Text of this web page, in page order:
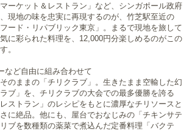
ーケット＆レストラン」など、シンガポール政府
現地の味を忠実に再現するのが、竹芝駅至近の
ード・リパブリック東京」。まるで現地を旅して
に彩られた料理を、12,000円分楽しめるのがこの
。
など自由に組み合わせて
のままの「チリクラブ」。生きたまま空輸した幻
ブ」を、チリクラブの大会での最多優勝を誇る
ストラン」のレシピをもとに濃厚なチリソースと
に絶品。他にも、屋台でおなじみの「チキンサテ
ブを数種類の薬菜で煮込んだ定番料理「バクテ